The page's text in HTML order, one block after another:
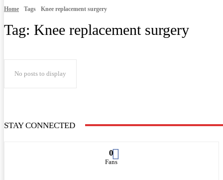
Home Tags Knee replacement surgery
Tag: Knee replacement surgery
No posts to display
STAY CONNECTED
0
Fans